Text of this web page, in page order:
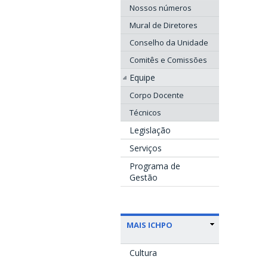
Nossos números
Mural de Diretores
Conselho da Unidade
Comitês e Comissões
Equipe
Corpo Docente
Técnicos
Legislação
Serviços
Programa de
Gestão
MAIS ICHPO
Cultura